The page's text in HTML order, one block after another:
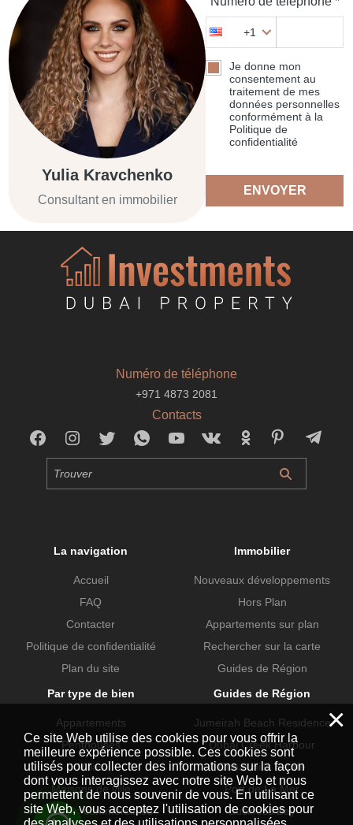
Yulia Kravchenko
Consultant en immobilier
+1
Je donne mon
consentement au
traitement de mes
données personnelles
conformément à la
Politique de
confidentialité
ENVOYER
Numéro de téléphone
+971 4873 2081
Contacts
La navigation
Accueil
FAQ
Contacter
Politique de confidentialité
Plan du site
Immobilier
Nouveaux développements
Hors Plan
Appartements sur plan
Rechercher sur la carte
Guides de Région
Par type de bien
Appartements
Penthouses
Villas
Maisons de ville
Propriétés commerciales
Guides de Région
Jumeirah Beach Residence
Dubai Creek Harbour
Dubai Hills Estate
Port de La Mer
Business Bay
×
Ce site Web utilise des cookies pour vous offrir la
meilleure expérience possible. Ces cookies sont
utilisés pour collecter des informations sur la façon
dont vous interagissez avec notre site Web et nous
permettent de nous souvenir de vous. En utilisant ce
site Web, vous acceptez l'utilisation de cookies pour